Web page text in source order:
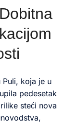
Puli, koja je u
pedesetak
steći nova